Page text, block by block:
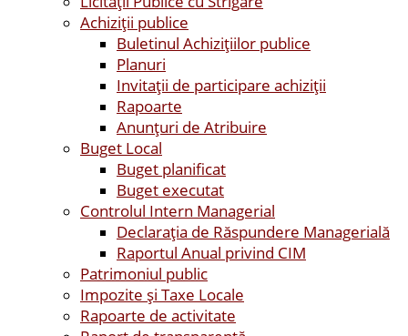
Achiziţii publice
Buletinul Achizițiilor publice
Planuri
Invitaţii de participare achiziții
Rapoarte
Anunțuri de Atribuire
Buget Local
Buget planificat
Buget executat
Controlul Intern Managerial
Declarația de Răspundere Managerială
Raportul Anual privind CIM
Patrimoniul public
Impozite și Taxe Locale
Rapoarte de activitate